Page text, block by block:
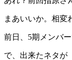
まあいいか。相変
前日、5期メンバ
で、出来たネタが